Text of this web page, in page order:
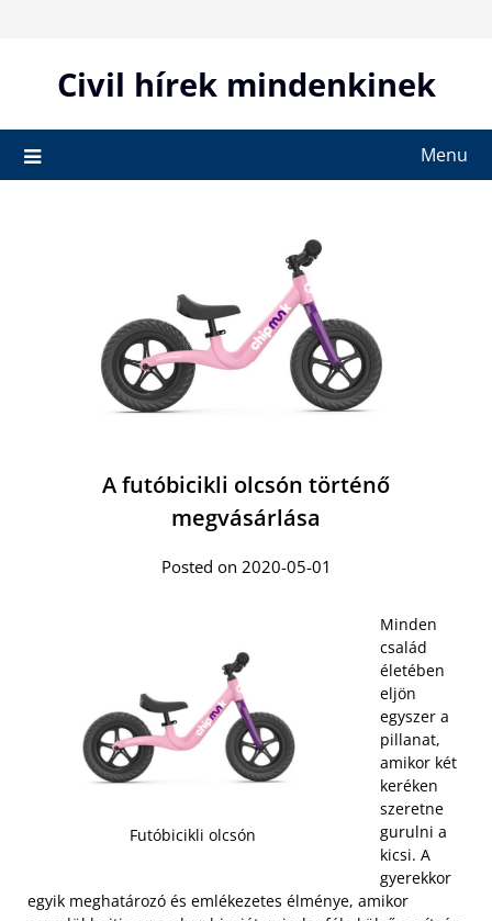
contentCivil hírek mindenkinek
Menu
A futóbicikli olcsón történő
megvásárlása
Posted on 2020-05-01
Futóbicikli olcsón
Minden
család
életében
eljön
egyszer a
pillanat,
amikor két
keréken
szeretne
gurulni a
kicsi. A
gyerekkor
egyik meghatározó és emlékezetes élménye, amikor